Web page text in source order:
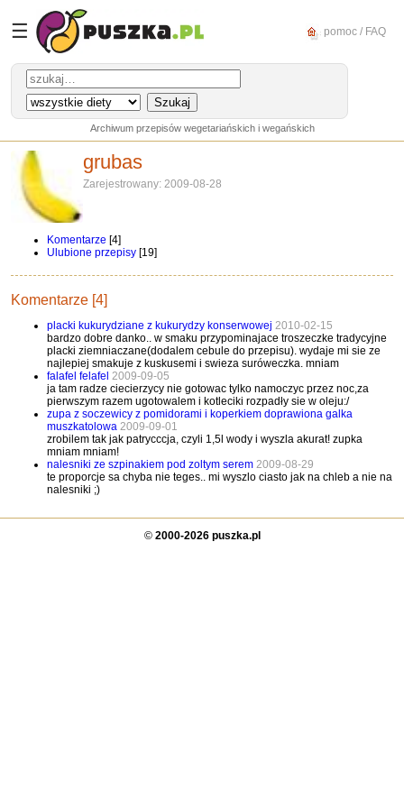
☰ pomoc / FAQ
Archiwum przepisów wegetariańskich i wegańskich
grubas
Zarejestrowany: 2009-08-28
Komentarze [4]
Ulubione przepisy [19]
Komentarze [4]
placki kukurydziane z kukurydzy konserwowej 2010-02-15
bardzo dobre danko.. w smaku przypominajace troszeczke tradycyjne
placki ziemniaczane(dodalem cebule do przepisu). wydaje mi sie ze
najlepiej smakuje z kuskusemi i swieza suróweczka. mniam
falafel felafel 2009-09-05
ja tam radze ciecierzycy nie gotowac tylko namoczyc przez noc,za
pierwszym razem ugotowalem i kotleciki rozpadły sie w oleju:/
zupa z soczewicy z pomidorami i koperkiem doprawiona galka
muszkatolowa 2009-09-01
zrobilem tak jak patrycccja, czyli 1,5l wody i wyszla akurat! zupka
mniam mniam!
nalesniki ze szpinakiem pod zoltym serem 2009-08-29
te proporcje sa chyba nie teges.. mi wyszlo ciasto jak na chleb a nie na
nalesniki ;)
© 2000-2026 puszka.pl